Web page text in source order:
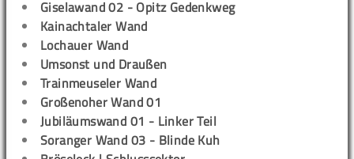
Giselawand 02 - Opitz Gedenkweg
Kainachtaler Wand
Lochauer Wand
Umsonst und Draußen
Trainmeuseler Wand
Großenoher Wand 01
Jubiläumswand 01 - Linker Teil
Soranger Wand 03 - Blinde Kuh